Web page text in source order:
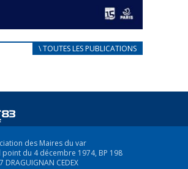
D’ACCUEIL
au mieux les réfugiés
\ TOUTES LES PUBLICATIONS
des Maires du var
point du 4 décembre 1974, BP 198
DRAGUIGNAN CEDEX